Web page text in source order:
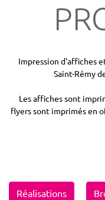
Impression d'affiches
Saint-Rémy
Les affiches sont
flyers sont imprimés en
Réalisations